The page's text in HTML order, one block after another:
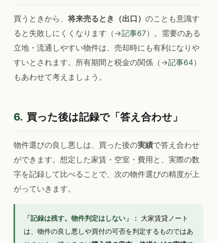
買うときから、将来売るとき（出口） のことも意識す
ると失敗しにくくなります（→記事67）。需要のある
立地・流通しやすい物件は、売却時にも有利になりや
すいとされます。所有期間と税金の関係（→記事64）
もあわせて考えましょう。
6. 買った後は記録で「答え合わせ」
物件選びの良し悪しは、買った後の実績で答え合わせ
ができます。想定した家賃・空室・費用と、実際の数
字を記録して比べることで、次の物件選びの精度が上
がっていきます。
「記録は残す。物件判定はしない」： 大家賃貸ノート
は、物件の良し悪しや買付の可否を判定するものではあ